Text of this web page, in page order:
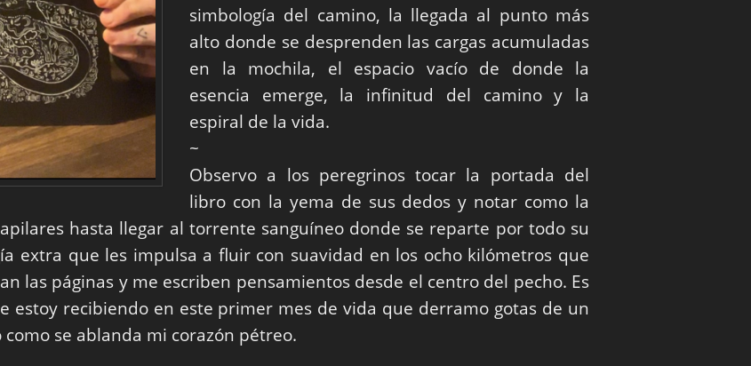
simbología del camino, la llegada al punto más
alto donde se desprenden las cargas acumuladas
en la mochila, el espacio vacío de donde la
esencia emerge, la infinitud del camino y la
espiral de la vida.
~
Observo a los peregrinos tocar la portada del
libro con la yema de sus dedos y notar como la
hasta llegar al torrente sanguíneo donde se reparte por todo su
extra que les impulsa a fluir con suavidad en los ocho kilómetros que
las páginas y me escriben pensamientos desde el centro del pecho. Es
estoy recibiendo en este primer mes de vida que derramo gotas de un
se ablanda mi corazón pétreo.